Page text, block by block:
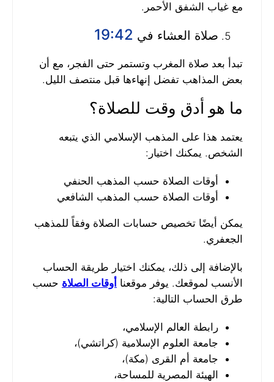
مع غياب الشفق الأحمر.
صلاة العشاء في 19:42
تبدأ بعد صلاة المغرب وتستمر حتى الفجر، مع أن
بعض المذاهب تفضل إنهاءها قبل منتصف الليل.
ما هو أدق وقت للصلاة؟
يعتمد هذا على المذهب الإسلامي الذي يتبعه
الشخص. يمكنك اختيار:
أوقات الصلاة حسب المذهب الحنفي
أوقات الصلاة حسب المذهب الشافعي
يمكن أيضًا تخصيص حسابات الصلاة وفقاً للمذهب
الجعفري.
بالإضافة إلى ذلك، يمكنك اختيار طريقة الحساب
الأنسب لموقعك. يوفر موقعنا أوقات الصلاة حسب
طرق الحساب التالية:
رابطة العالم الإسلامي،
جامعة العلوم الإسلامية (كراتشي)،
جامعة أم القرى (مكة)،
الهيئة المصرية للمساحة،